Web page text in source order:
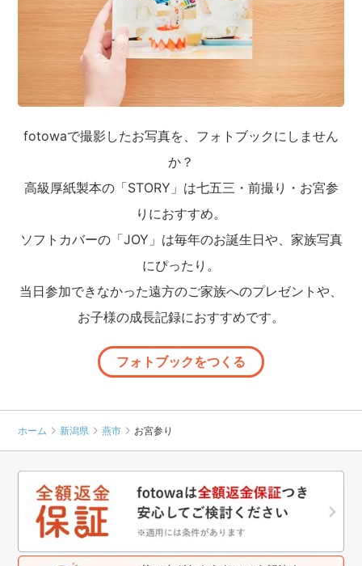
fotowaで撮影したお写真を、フォトブックにしません
か？
高級厚紙製本の「STORY」は七五三・前撮り・お宮参
りにおすすめ。
ソフトカバーの「JOY」は毎年のお誕生日や、家族写真
にぴったり。
当日参加できなかった遠方のご家族へのプレゼントや、
お子様の成長記録におすすめです。
フォトブックをつくる
ホーム 新潟県 燕市 お宮参り